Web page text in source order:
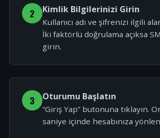
2 Kimlik Bilgilerinizi Girin
Kullanıcı adı ve şifrenizi ilgili
İki faktörlü doğrulama açıksa
girin.
3 Oturumu Başlatın
“Giriş Yap” butonuna tıklayın.
saniye içinde hesabınıza